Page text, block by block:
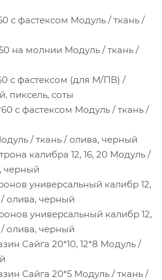
с фастексом Модуль / ткань /
на молнии Модуль / ткань /
с фастексом (для М/ПВ) /
пиксель, соты
с фастексом Модуль / ткань /
/ ткань / олива, черный
калибра 12, 16, 20 Модуль /
черный
универсальный калибр 12,
/ олива, черный
универсальный калибр 12,
/ олива, черный
Сайга 20*10, 12*8 Модуль /
Сайга 20*5 Модуль / ткань /